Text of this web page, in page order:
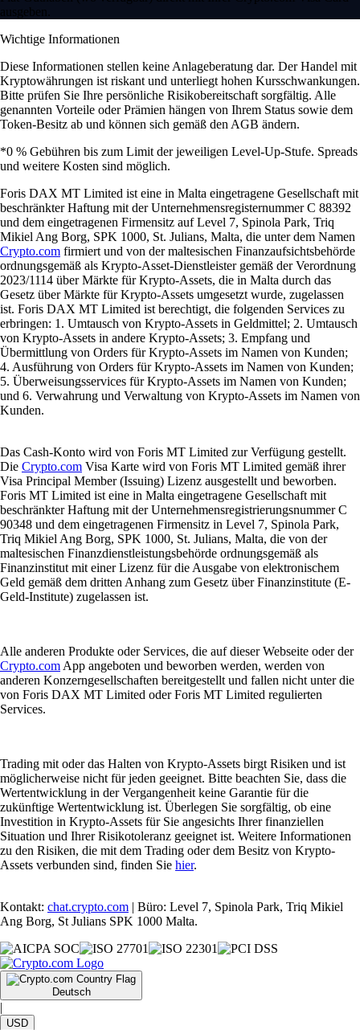
ausgeben.
Wichtige Informationen
Diese Informationen stellen keine Anlageberatung dar. Der Handel mit
Kryptowährungen ist riskant und unterliegt hohen Kursschwankungen.
Bitte prüfen Sie Ihre persönliche Risikobereitschaft sorgfältig. Alle
genannten Vorteile oder Prämien hängen von Ihrem Status sowie dem
Token-Besitz ab und können sich gemäß den AGB ändern.
*0 % Gebühren bis zum Limit der jeweiligen Level-Up-Stufe. Spreads
und weitere Kosten sind möglich.
Foris DAX MT Limited ist eine in Malta eingetragene Gesellschaft mit
beschränkter Haftung mit der Unternehmensregisternummer C 88392
und dem eingetragenen Firmensitz auf Level 7, Spinola Park, Triq
Mikiel Ang Borg, SPK 1000, St. Julians, Malta, die unter dem Namen
Crypto.com firmiert und von der maltesischen Finanzaufsichtsbehörde
ordnungsgemäß als Krypto-Asset-Dienstleister gemäß der Verordnung
2023/1114 über Märkte für Krypto-Assets, die in Malta durch das
Gesetz über Märkte für Krypto-Assets umgesetzt wurde, zugelassen
ist. Foris DAX MT Limited ist berechtigt, die folgenden Services zu
erbringen: 1. Umtausch von Krypto-Assets in Geldmittel; 2. Umtausch
von Krypto-Assets in andere Krypto-Assets; 3. Empfang und
Übermittlung von Orders für Krypto-Assets im Namen von Kunden;
4. Ausführung von Orders für Krypto-Assets im Namen von Kunden;
5. Überweisungsservices für Krypto-Assets im Namen von Kunden;
und 6. Verwahrung und Verwaltung von Krypto-Assets im Namen von
Kunden.
Das Cash-Konto wird von Foris MT Limited zur Verfügung gestellt.
Die Crypto.com Visa Karte wird von Foris MT Limited gemäß ihrer
Visa Principal Member (Issuing) Lizenz ausgestellt und beworben.
Foris MT Limited ist eine in Malta eingetragene Gesellschaft mit
beschränkter Haftung mit der Unternehmensregistrierungsnummer C
90348 und dem eingetragenen Firmensitz in Level 7, Spinola Park,
Triq Mikiel Ang Borg, SPK 1000, St. Julians, Malta, die von der
maltesischen Finanzdienstleistungsbehörde ordnungsgemäß als
Finanzinstitut mit einer Lizenz für die Ausgabe von elektronischem
Geld gemäß dem dritten Anhang zum Gesetz über Finanzinstitute (E-
Geld-Institute) zugelassen ist.
Alle anderen Produkte oder Services, die auf dieser Webseite oder der
Crypto.com App angeboten und beworben werden, werden von
anderen Konzerngesellschaften bereitgestellt und fallen nicht unter die
von Foris DAX MT Limited oder Foris MT Limited regulierten
Services.
Trading mit oder das Halten von Krypto-Assets birgt Risiken und ist
möglicherweise nicht für jeden geeignet. Bitte beachten Sie, dass die
Wertentwicklung in der Vergangenheit keine Garantie für die
zukünftige Wertentwicklung ist. Überlegen Sie sorgfältig, ob eine
Investition in Krypto-Assets für Sie angesichts Ihrer finanziellen
Situation und Ihrer Risikotoleranz geeignet ist. Weitere Informationen
zu den Risiken, die mit dem Trading oder dem Besitz von Krypto-
Assets verbunden sind, finden Sie hier.
Kontakt: chat.crypto.com | Büro: Level 7, Spinola Park, Triq Mikiel
Ang Borg, St Julians SPK 1000 Malta.
Deutsch
|
USD